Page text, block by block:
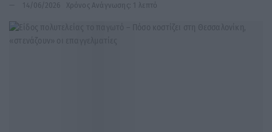
14/06/2026
Χρόνος Ανάγνωσης: 1 λεπτό